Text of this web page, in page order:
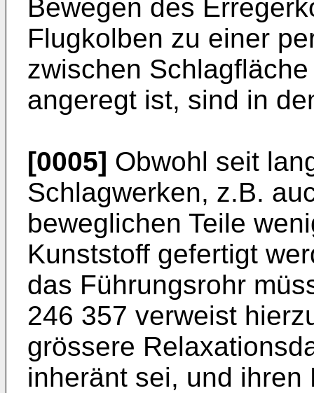
Bewegen des
Flugkolben zu einer
zwischen
angeregt ist, sind in
[0005] Obwohl seit
Schlagwerken, z.B.
beweglichen Teile
Kunststoff gefertigt
das Führungsrohr
246 357 verweist
grössere
inheränt sei, und